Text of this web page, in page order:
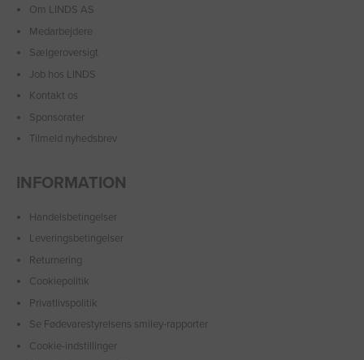
Om LINDS AS
Medarbejdere
Sælgeroversigt
Job hos LINDS
Kontakt os
Sponsorater
Tilmeld nyhedsbrev
INFORMATION
Handelsbetingelser
Leveringsbetingelser
Returnering
Cookiepolitik
Privatlivspolitik
Se Fødevarestyrelsens smiley-rapporter
Cookie-indstillinger